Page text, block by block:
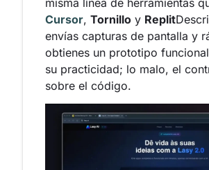
Cursor, Tornillo y Replit
envías capturas de pantalla y
obtienes un prototipo
su practicidad; lo malo, el
sobre el código.